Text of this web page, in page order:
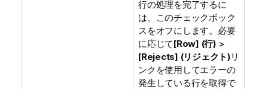
行の処理を完了するに
は、このチェックボック
スをオフにします。必要
に応じて[Row] (行)>
[Rejects] (リジェクト)リ
ンクを使用してエラーの
発生している行を取得で